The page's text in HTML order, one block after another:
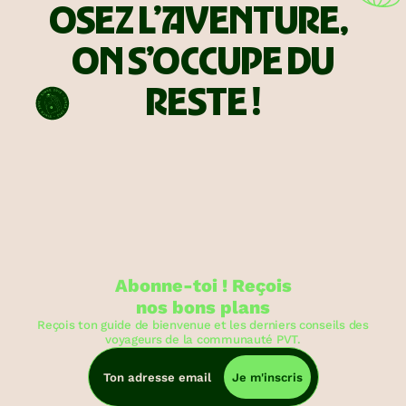
OSEZ L’AVENTURE,
ON S’OCCUPE DU
RESTE !
Abonne-toi ! Reçois
nos bons plans
Reçois ton guide de bienvenue et les derniers conseils des
voyageurs de la communauté PVT.
Je m'inscris